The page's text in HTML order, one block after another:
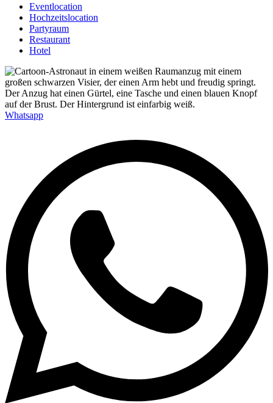
Eventlocation
Hochzeitslocation
Partyraum
Restaurant
Hotel
Whatsapp